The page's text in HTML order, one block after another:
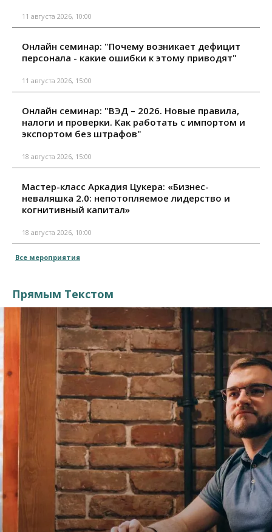
11 августа 2026, 10:00
Онлайн семинар: "Почему возникает дефицит
персонала - какие ошибки к этому приводят"
11 августа 2026, 15:00
Онлайн семинар: "ВЭД – 2026. Новые правила,
налоги и проверки. Как работать с импортом и
экспортом без штрафов"
18 августа 2026, 15:00
Мастер-класс Аркадия Цукера: «Бизнес-
неваляшка 2.0: непотопляемое лидерство и
когнитивный капитал»
18 августа 2026, 10:00
Все мероприятия
Прямым Текстом